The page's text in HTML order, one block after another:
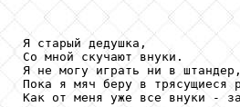
Я старый дедушка,
Со мной скучают внуки.
Я не могу играть ни в
Пока я мяч беру в трясущиеся
Как от меня уже все внуки -